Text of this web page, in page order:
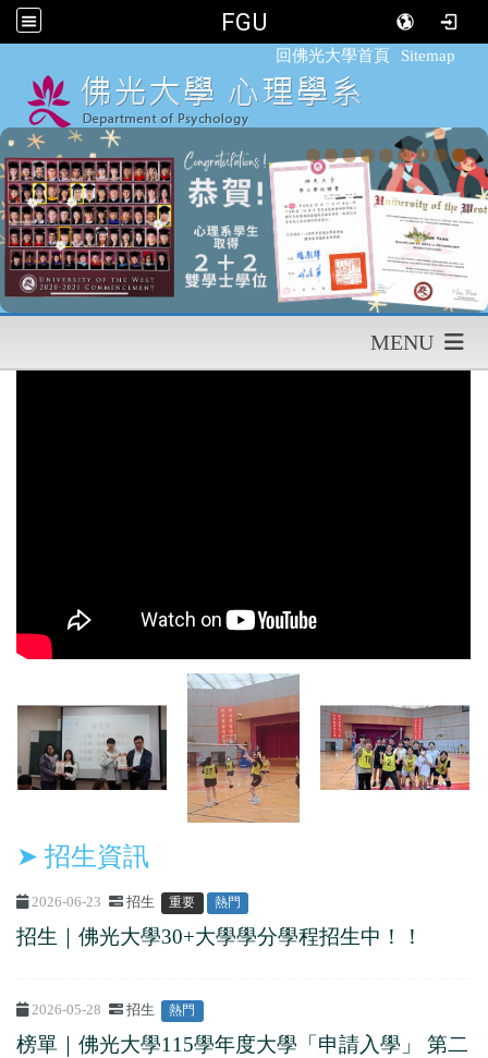
FGU
回佛光大學首頁 Sitemap
MENU
➤ 招生資訊
2026-06-23 招生 重要 熱門
招生｜佛光大學30+大學學分學程招生中！！
2026-05-28 招生 熱門
榜單｜佛光大學115學年度大學「申請入學」 第二